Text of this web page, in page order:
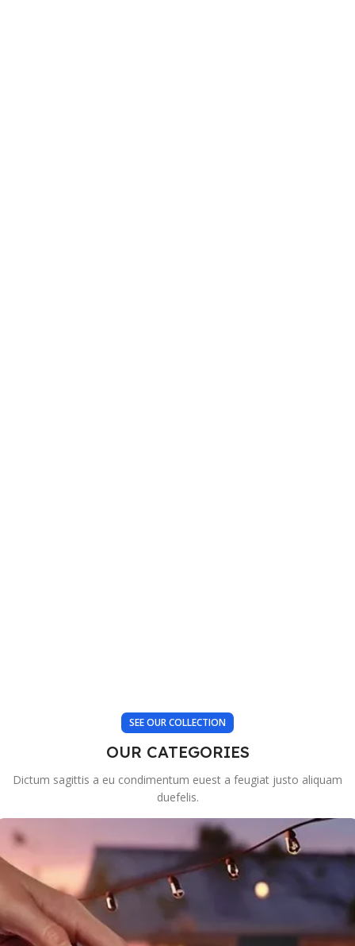
SEE OUR COLLECTION
OUR CATEGORIES
Dictum sagittis a eu condimentum euest a feugiat justo aliquam
duefelis.